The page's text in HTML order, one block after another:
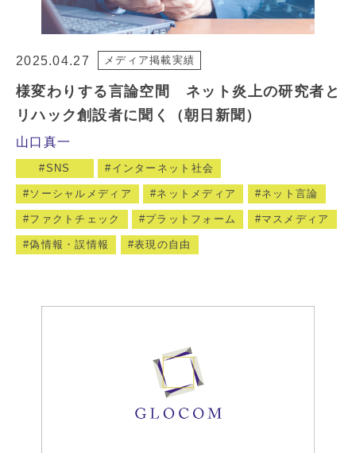
2025.04.27 メディア掲載実績
様変わりする言論空間 ネット炎上の研究者と
リハック創設者に聞く（朝日新聞）
山口真一
SNS インターネット社会
ソーシャルメディア ネットメディア ネット言論
ファクトチェック プラットフォーム マスメディア
偽情報・誤情報 表現の自由